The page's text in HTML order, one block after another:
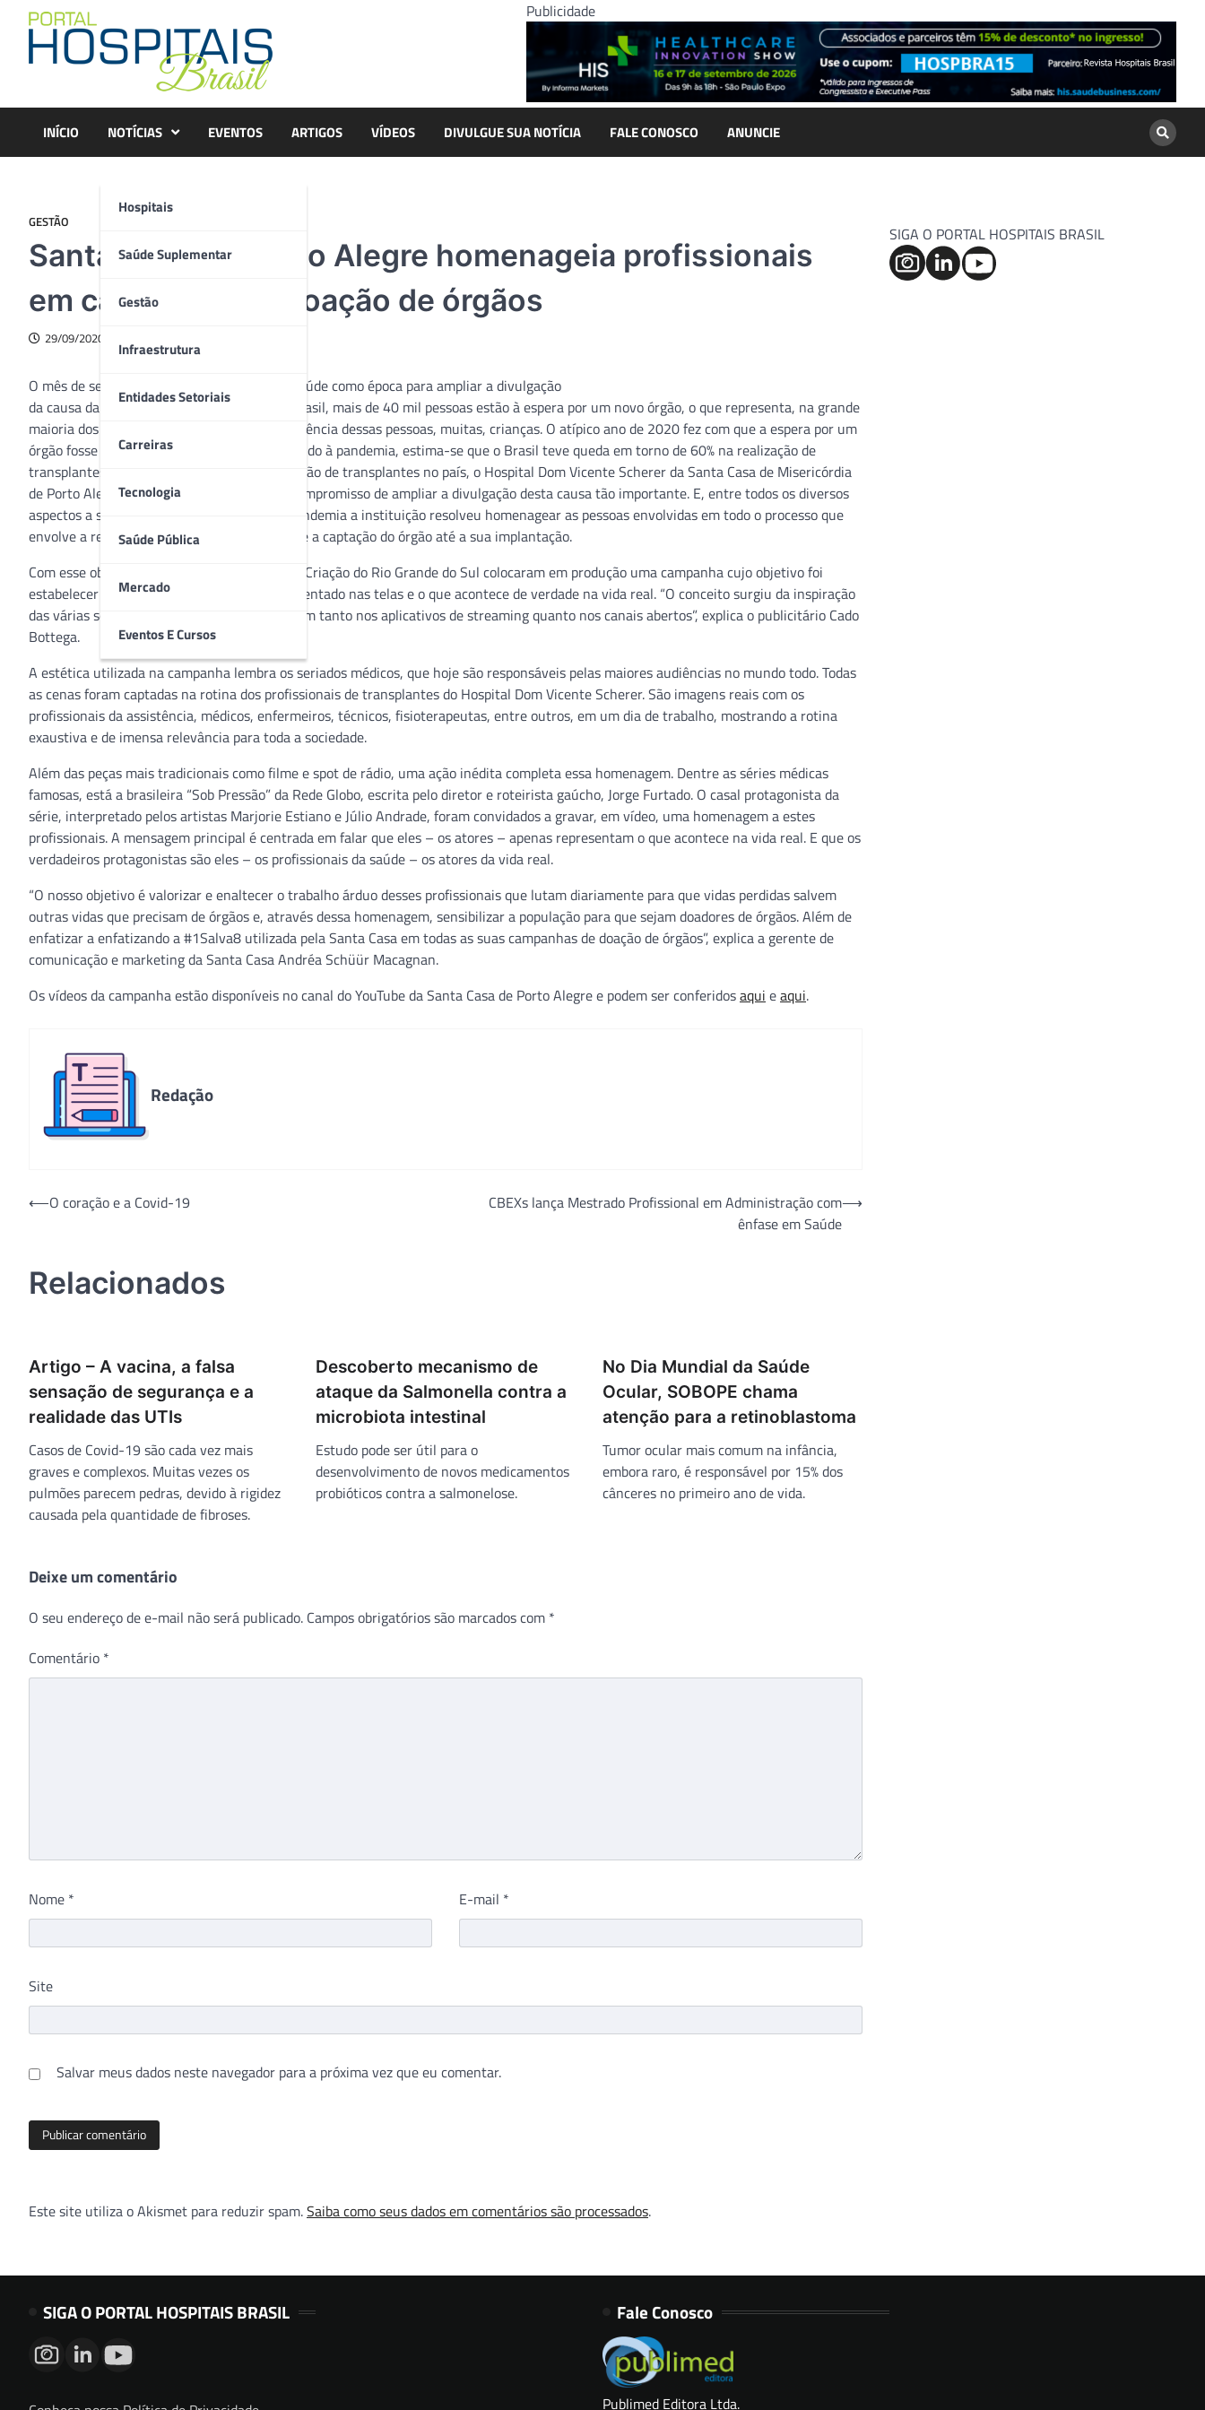
content
Publicidade
INÍCIO NOTÍCIAS
Hospitais
Saúde Suplementar
Gestão
Infraestrutura
Entidades Setoriais
Carreiras
Tecnologia
Saúde Pública
Mercado
Eventos E Cursos
EVENTOS ARTIGOS VÍDEOS DIVULGUE SUA NOTÍCIA FALE CONOSCO ANUNCIE
GESTÃO
Santa Casa de Porto Alegre homenageia profissionais
em campanha de doação de órgãos
29/09/2020
O mês de setembro é conhecido na área da saúde como época para ampliar a divulgação
da causa da doação de órgãos. Somente no Brasil, mais de 40 mil pessoas estão à espera por um novo órgão, o que representa, na grande
maioria dos casos, a única chance de sobrevivência dessas pessoas, muitas, crianças. O atípico ano de 2020 fez com que a espera por um
órgão fosse ainda mais angustiante, pois, devido à pandemia, estima-se que o Brasil teve queda em torno de 60% na realização de
transplantes. Referência brasileira na realização de transplantes no país, o Hospital Dom Vicente Scherer da Santa Casa de Misericórdia
de Porto Alegre (RS) assume, a cada ano, o compromisso de ampliar a divulgação desta causa tão importante. E, entre todos os diversos
aspectos a serem abordados, neste ano de pandemia a instituição resolveu homenagear as pessoas envolvidas em todo o processo que
envolve a realização de um transplante: desde a captação do órgão até a sua implantação.
Com esse objetivo, a Santa Casa e o Clube de Criação do Rio Grande do Sul colocaram em produção uma campanha cujo objetivo foi
estabelecer uma relação entre o que é representado nas telas e o que acontece de verdade na vida real. “O conceito surgiu da inspiração
das várias séries médicas que se popularizaram tanto nos aplicativos de streaming quanto nos canais abertos”, explica o publicitário Cado
Bottega.
A estética utilizada na campanha lembra os seriados médicos, que hoje são responsáveis pelas maiores audiências no mundo todo. Todas
as cenas foram captadas na rotina dos profissionais de transplantes do Hospital Dom Vicente Scherer. São imagens reais com os
profissionais da assistência, médicos, enfermeiros, técnicos, fisioterapeutas, entre outros, em um dia de trabalho, mostrando a rotina
exaustiva e de imensa relevância para toda a sociedade.
Além das peças mais tradicionais como filme e spot de rádio, uma ação inédita completa essa homenagem. Dentre as séries médicas
famosas, está a brasileira “Sob Pressão” da Rede Globo, escrita pelo diretor e roteirista gaúcho, Jorge Furtado. O casal protagonista da
série, interpretado pelos artistas Marjorie Estiano e Júlio Andrade, foram convidados a gravar, em vídeo, uma homenagem a estes
profissionais. A mensagem principal é centrada em falar que eles – os atores – apenas representam o que acontece na vida real. E que os
verdadeiros protagonistas são eles – os profissionais da saúde – os atores da vida real.
“O nosso objetivo é valorizar e enaltecer o trabalho árduo desses profissionais que lutam diariamente para que vidas perdidas salvem
outras vidas que precisam de órgãos e, através dessa homenagem, sensibilizar a população para que sejam doadores de órgãos. Além de
enfatizar a enfatizando a #1Salva8 utilizada pela Santa Casa em todas as suas campanhas de doação de órgãos”, explica a gerente de
comunicação e marketing da Santa Casa Andréa Schüür Macagnan.
Os vídeos da campanha estão disponíveis no canal do YouTube da Santa Casa de Porto Alegre e podem ser conferidosaqui eaqui.
Redação
Navegação
⟵O coração e a Covid-19
CBEXs lança Mestrado Profissional em Administração com
ênfase em Saúde
⟶
Relacionados
Artigo – A vacina, a falsa
sensação de segurança e a
realidade das UTIs
Casos de Covid-19 são cada vez mais
graves e complexos. Muitas vezes os
pulmões parecem pedras, devido à rigidez
causada pela quantidade de fibroses.
Descoberto mecanismo de
ataque da Salmonella contra a
microbiota intestinal
Estudo pode ser útil para o
desenvolvimento de novos medicamentos
probióticos contra a salmonelose.
No Dia Mundial da Saúde
Ocular, SOBOPE chama
atenção para a retinoblastoma
Tumor ocular mais comum na infância,
embora raro, é responsável por 15% dos
cânceres no primeiro ano de vida.
Deixe um comentário
O seu endereço de e-mail não será publicado. Campos obrigatórios são marcados com *
Comentário *
Nome * E-mail *
Site
Salvar meus dados neste navegador para a próxima vez que eu comentar.
Este site utiliza o Akismet para reduzir spam.Saiba como seus dados em comentários são processados.
SIGA O PORTAL HOSPITAIS BRASIL
SIGA O PORTAL HOSPITAIS BRASIL Fale Conosco
Publimed Editora Ltda.